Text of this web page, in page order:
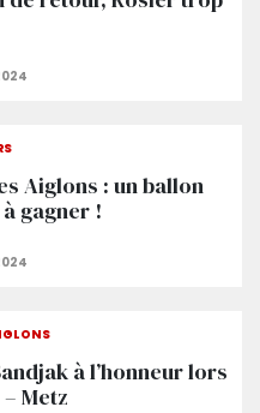
Aiglons : un ballon
gagner !
à l’honneur lors
Metz